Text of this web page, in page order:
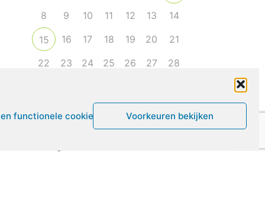
functionele cookies Voorkeuren bekijken
8
9 10 11 12 13 14
15 16 17 18 19 20
21
22
23 24 25 26 27
28
Leven met ME/CVS en POTS